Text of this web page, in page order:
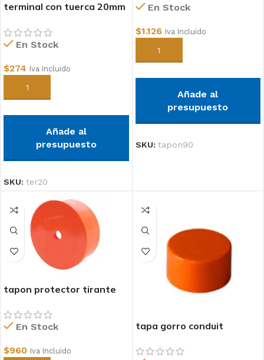
terminal con tuerca 20mm
En Stock
$274 Iva Incluido
Añadir al carrito
Añade al
presupuesto
SKU: ter20
En Stock
$1.126 Iva Incluido
Añadir al carrito
Añade al
presupuesto
SKU: tapon90
tapon protector tirante
En Stock
$960 Iva Incluido
tapa gorro conduit